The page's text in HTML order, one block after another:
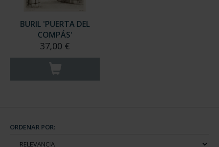
BURIL 'PUERTA DEL
COMPÁS'
37,00 €
ORDENAR POR: